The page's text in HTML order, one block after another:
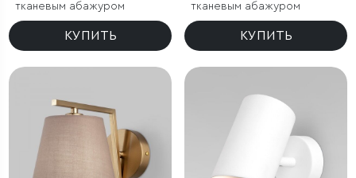
тканевым абажуром
КУПИТЬ
тканевым абажуром
КУПИТЬ